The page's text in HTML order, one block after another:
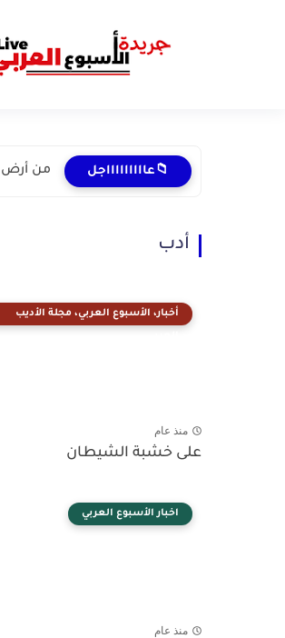
📁عاااااااااجل من أرض
أدب
أخبار، الأسبوع العربي، مجلة الأديب
منذ عام
على خشبة الشيطان
اخبار الأسبوع العربي
منذ عام